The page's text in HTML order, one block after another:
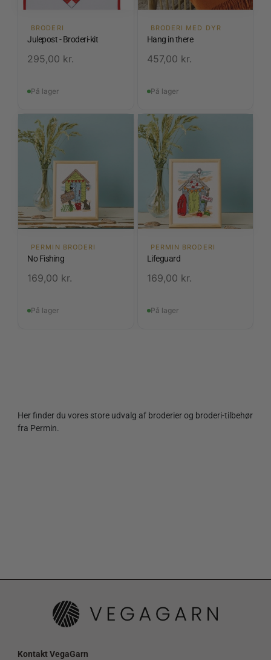
BRODERI
Julepost - Broderi-kit
295,00 kr.
På lager
BRODERI MED DYR
Hang in there
457,00 kr.
På lager
PERMIN BRODERI
No Fishing
169,00 kr.
På lager
PERMIN BRODERI
Lifeguard
169,00 kr.
På lager
Her finder du vores store udvalg af broderier og broderi-tilbehør
fra Permin.
Kontakt VegaGarn